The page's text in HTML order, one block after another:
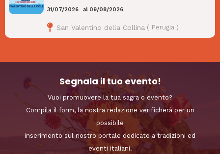
31/07/2026 al 09/08/2026
San Valentino della Collina ( Perugia)
Segnala il tuo evento!
Vuoi promuovere la tua sagra o evento?
Compila il form, la nostra redazione verificherà per un
possibile
inserimento sul nostro portale dedicato a tradizioni ed
eventi italiani.